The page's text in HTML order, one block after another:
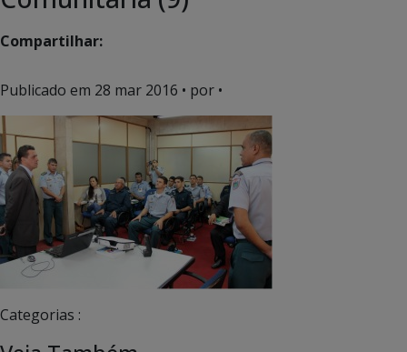
Compartilhar:
Publicado em 28 mar 2016 • por •
Categorias :